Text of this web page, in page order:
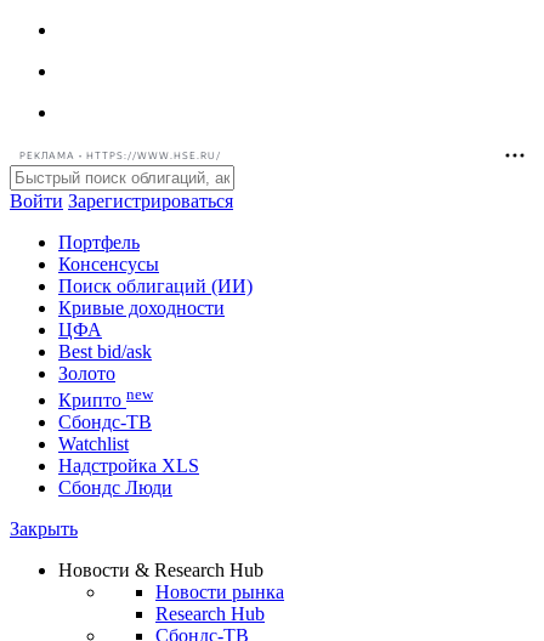
РЕКЛАМА • HTTPS://WWW.HSE.RU/
Войти Зарегистрироваться
Портфель
Консенсусы
Поиск облигаций (ИИ)
Кривые доходности
ЦФА
Best bid/ask
Золото
Крипто new
Watchlist
Сбондс Люди